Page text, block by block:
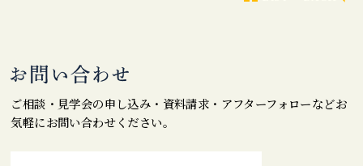
ご相談・見学会の申し込み・資料請求・アフターフォローなどお
気軽にお問い合わせください。